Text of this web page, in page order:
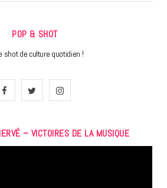
POP & SHOT
shot de culture quotidien !
F
c
i
I
s
– VICTOIRES DE LA MUSIQUE